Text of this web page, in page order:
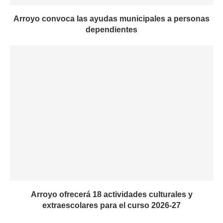
Arroyo convoca las ayudas municipales a personas
dependientes
Arroyo ofrecerá 18 actividades culturales y
extraescolares para el curso 2026-27